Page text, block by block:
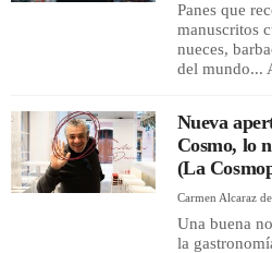
Panes que
manuscritos
nueces,
del mundo...
Nueva
Cosmo, lo
(La
Carmen Alcaraz
Una buena
la